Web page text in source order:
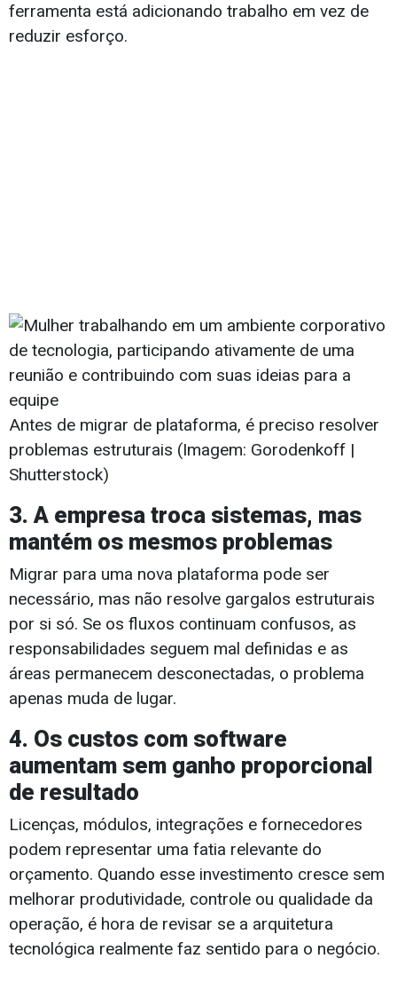
ferramenta está adicionando trabalho em vez de
reduzir esforço.
Antes de migrar de plataforma, é preciso resolver
problemas estruturais (Imagem: Gorodenkoff |
Shutterstock)
3. A empresa troca sistemas, mas
mantém os mesmos problemas
Migrar para uma nova plataforma pode ser
necessário, mas não resolve gargalos estruturais
por si só. Se os fluxos continuam confusos, as
responsabilidades seguem mal definidas e as
áreas permanecem desconectadas, o problema
apenas muda de lugar.
4. Os custos com software
aumentam sem ganho proporcional
de resultado
Licenças, módulos, integrações e fornecedores
podem representar uma fatia relevante do
orçamento. Quando esse investimento cresce sem
melhorar produtividade, controle ou qualidade da
operação, é hora de revisar se a arquitetura
tecnológica realmente faz sentido para o negócio.